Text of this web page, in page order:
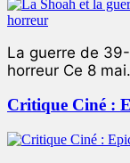
La guerre de
horreur Ce 8
Critique Ciné :